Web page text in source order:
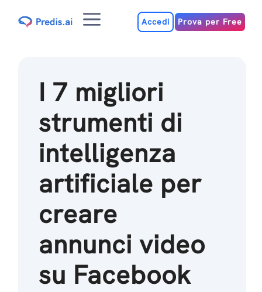
MenuAccedi Prova per Free
I 7 migliori
strumenti di
intelligenza
artificiale per
creare
annunci video
su Facebook